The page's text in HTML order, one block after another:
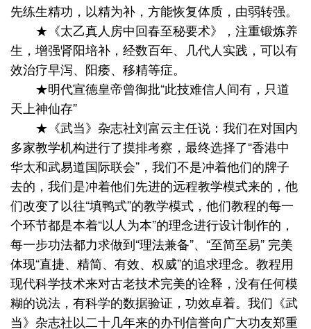
先练生精功，以精为补，方能恢复体质，由弱转强。
★《太乙真人房中回春至秘要术》，注重锻炼养
生，增强肾阳培补，经数百年、几代人实践，可以有
效治疗早泻、阳痿、移精等症。
★明代宣德皇帝曾御批“此技难信人间有，只道
天上神仙存”
★《武当》杂志社刘富云主任说：我们在对国内
多家教学机构进行了摸排考察，最终选择了“香港中
华太和武易道国际联会”，我们不是冲着他们的牌子
去的，我们是冲着他们先进的远程教学模式来的，他
们改变了以往“填鸭式”的教学模式，他们教程的每一
个环节都是本着“以人为本”的理念进行设计制作的，
每一步功法都力求做到“理法兼备”、“至简至易” 完美
体现“直捷、精简、有效、权威”的追求理念。教程用
现代科学技术来对古老技术完美的诠释，没有任何模
糊的说法，有科学的数据验证，功效卓着。我们《武
当》杂志社以二十几年来的办刊信誉向广大功友郑重